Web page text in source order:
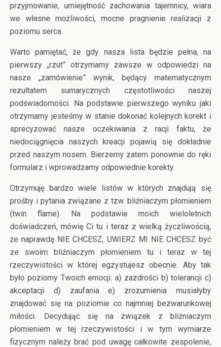
przyjmowanie, umiejętność zachowania tajemnicy, wiara
we własne możliwości, mocne pragnienie realizacji z
poziomu serca.
Warto pamiętać, że gdy nasza lista będzie pełna, na
pierwszy „rzut” otrzymamy zawsze w odpowiedzi na
nasze „zamówienie” wynik, będący matematycznym
rezultatem sumarycznych częstotliwości naszej
podświadomości. Na podstawie pierwszego wyniku jaki
otrzymamy jesteśmy w stanie dokonać kolejnych korekt i
sprecyzować nasze oczekiwania z racji faktu, że
niedociągnięcia naszych kreacji pojawią się dokładnie
przed naszym nosem. Bierzemy zatem ponownie do ręki
formularz i wprowadzamy odpowiednie korekty.
Otrzymuję bardzo wiele listów w których znajdują się
prośby i pytania związane z tzw. bliźniaczym płomieniem
(twin flame). Na podstawie moich wieloletnich
doświadczeń, mówię Ci tu i teraz z wielką życzliwością,
że naprawdę NIE CHCESZ, UWIERZ MI NIE CHCESZ być
ze swoim bliźniaczym płomieniem tu i teraz w tej
rzeczywistości w której egzystujesz obecnie. Aby tak
było poziomy Twoich emocji: a) zazdrości b) tolerancji c)
akceptacji d) zaufania e) zrozumienia musiałyby
znajdować się na poziomie co najmniej bezwarunkowej
miłości. Decydując się na związek z bliźniaczym
płomieniem w tej rzeczywistości i w tym wymiarze
fizycznym należy brać pod uwagę całkowite zespolenie,